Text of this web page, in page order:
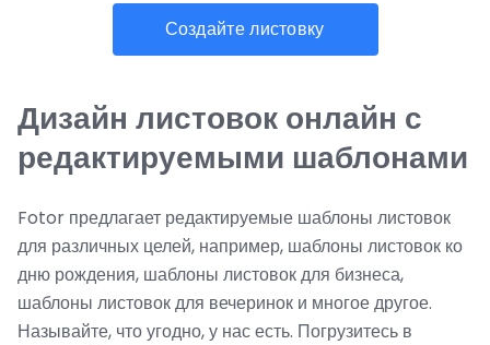
Создайте листовку
Дизайн листовок онлайн с
редактируемыми шаблонами
Fotor предлагает редактируемые шаблоны листовок
для различных целей, например, шаблоны листовок ко
дню рождения, шаблоны листовок для бизнеса,
шаблоны листовок для вечеринок и многое другое.
Называйте, что угодно, у нас есть. Погрузитесь в